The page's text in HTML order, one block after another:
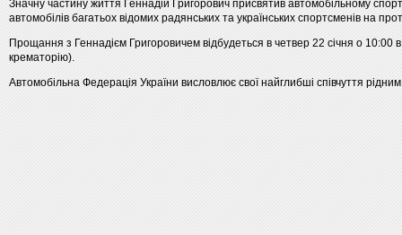
Значну частину життя Геннадій Григорович присвятив автомобільному
автомобілів багатьох відомих радянських та українських спортсменів на
Прощання з Геннадієм Григоровичем відбудеться в четвер 22 січня о 10:00
крематорію).
Автомобільна Федерація України висловлює свої найглибші співчуття